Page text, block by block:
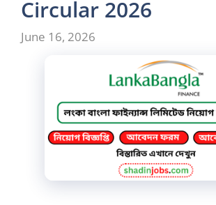
Circular 2026
June 16, 2026